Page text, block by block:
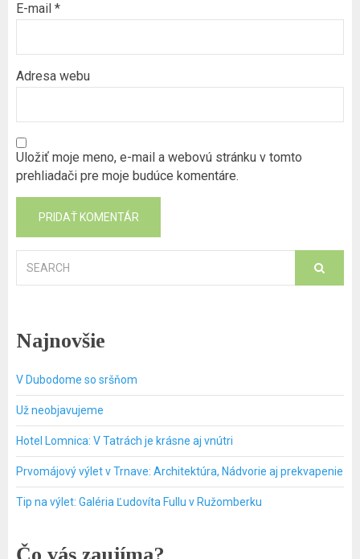
E-mail *
Adresa webu
Uložiť moje meno, e-mail a webovú stránku v tomto
prehliadači pre moje budúce komentáre.
for:
Najnovšie
V Dubodome so sršňom
Už neobjavujeme
Hotel Lomnica: V Tatrách je krásne aj vnútri
Prvomájový výlet v Trnave: Architektúra, Nádvorie aj prekvapenie
Tip na výlet: Galéria Ľudovíta Fullu v Ružomberku